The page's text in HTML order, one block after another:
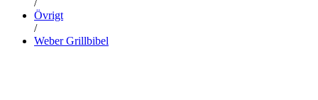
/
Övrigt
/
Weber Grillbibel